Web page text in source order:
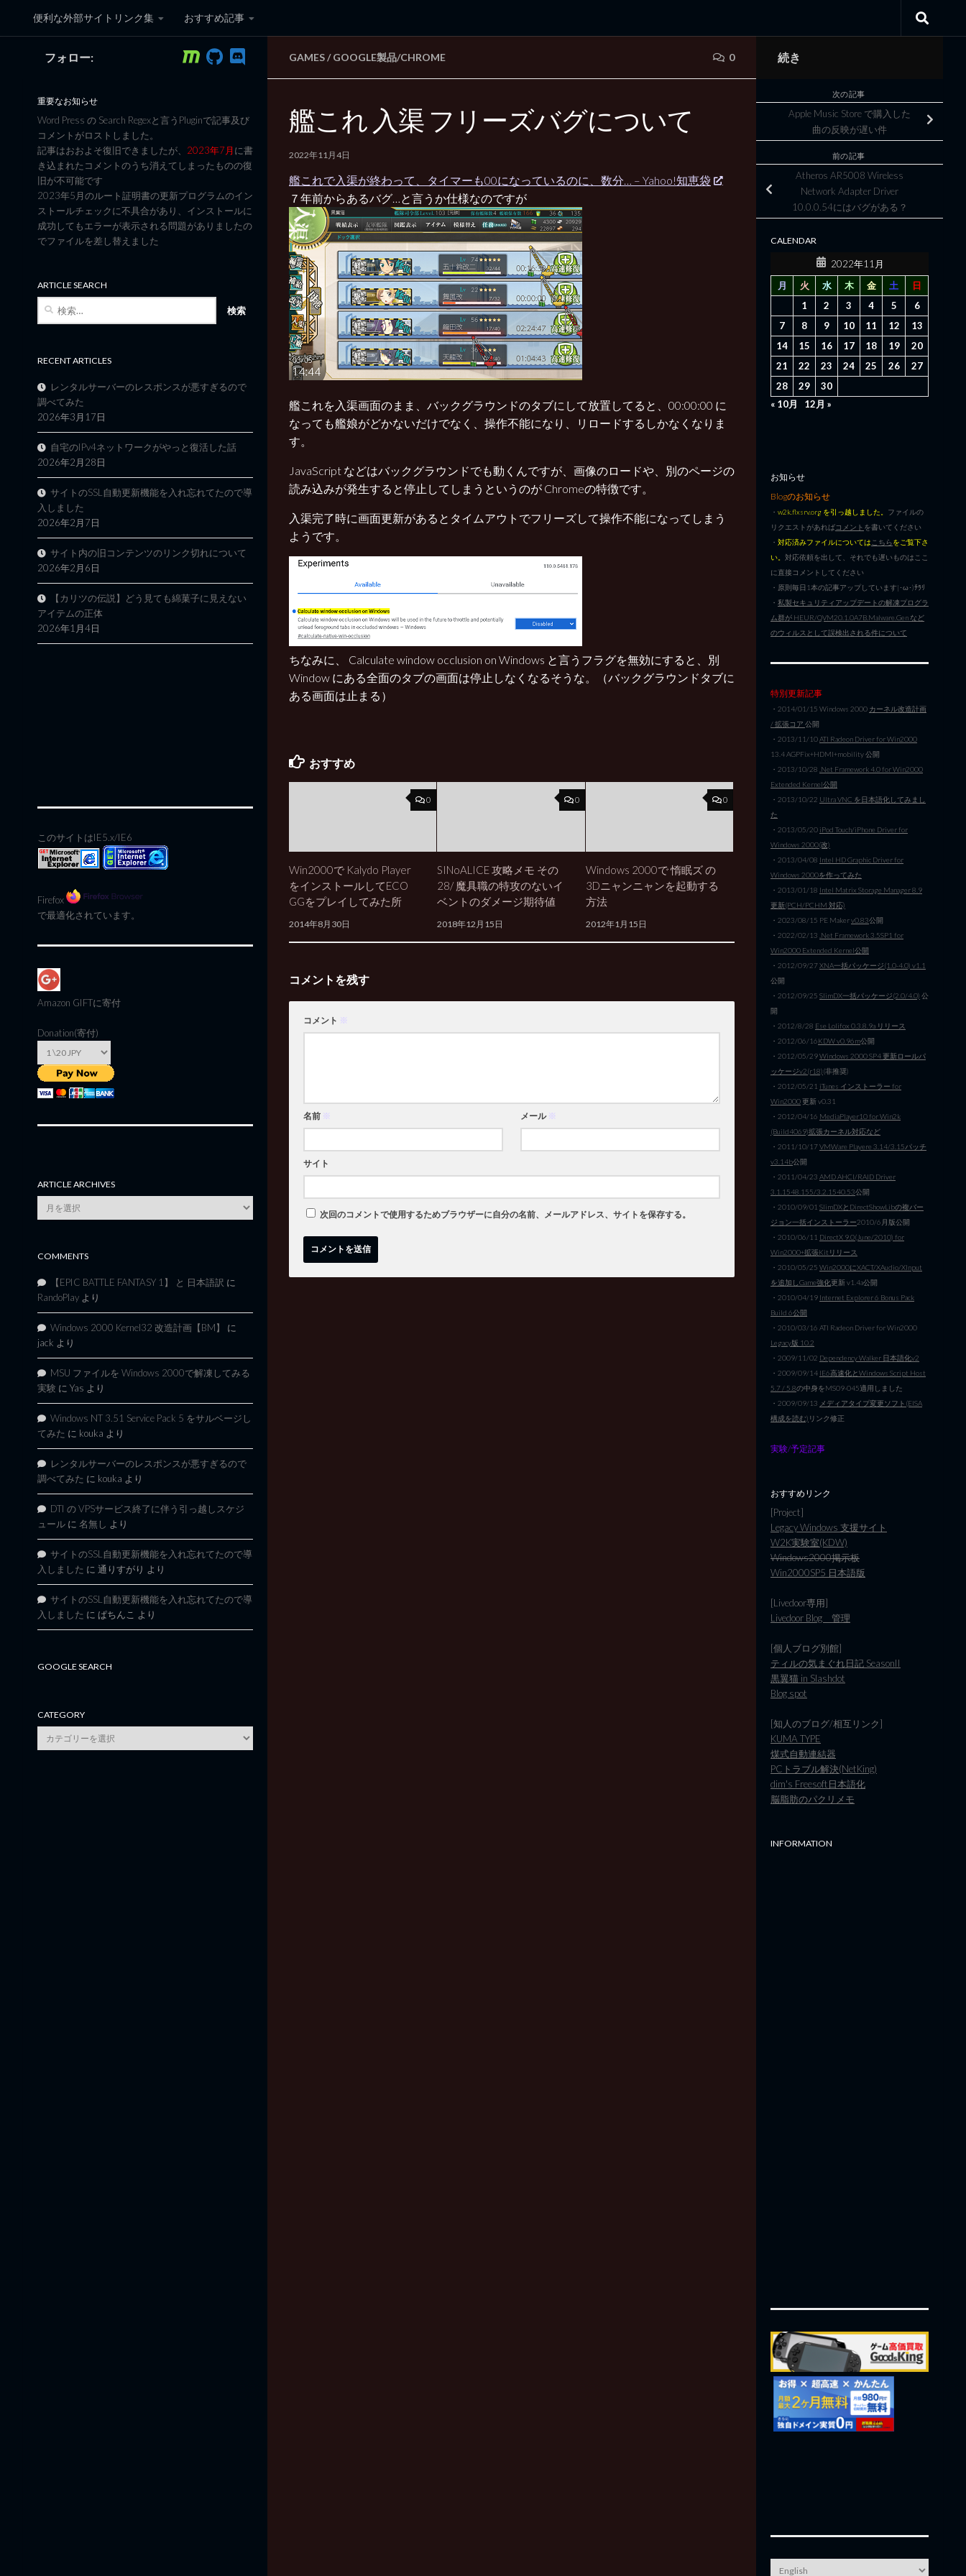
コンテンツへスキップ
便利な外部サイトリンク集 おすすめ記事
黒翼猫のコンピュータ日記 3rd Edition
GAMES/ GOOGLE製品/CHROME 0
艦これ 入渠 フリーズバグについて
2022年11月4日
艦これで入渠が終わって、タイマーも00になっているのに、数分… – Yahoo!知恵袋
７年前からあるバグ…と言うか仕様なのですが
艦これを入渠画面のまま、バックグラウンドのタブにして放置してると、00:00:00 に
なっても艦娘がどかないだけでなく、操作不能になり、リロードするしかなくなりま
す。
JavaScript などはバックグラウンドでも動くんですが、画像のロードや、別のページの
読み込みが発生すると停止してしまうというのが Chromeの特徴です。
入渠完了時に画面更新があるとタイムアウトでフリーズして操作不能になってしまう
ようです。
ちなみに、 Calculate window occlusion on Windows と言うフラグを無効にすると、別
Window にある全面のタブの画面は停止しなくなるそうな。（バックグラウンドタブに
ある画面は止まる）
おすすめ
0
Win2000で Kalydo Player
をインストールしてECO
GGをプレイしてみた所
2014年8月30日
0
SINoALICE 攻略メモ その
28/ 魔具職の特攻のないイ
ベントのダメージ期待値
2018年12月15日
0
Windows 2000で 惰眠ズ の
3Dニャンニャンを起動する
方法
2012年1月15日
コメントを残す
コメント ※
名前 ※ メール ※
サイト
次回のコメントで使用するためブラウザーに自分の名前、メールアドレス、サイトを保存する。
フォロー:
重要なお知らせ
Word Press の Search Regexと言うPluginで記事及び
コメントがロストしました。
記事はおおよそ復旧できましたが、 2023年7月に書
き込まれたコメントのうち消えてしまったものの復
旧が不可能です
2023年5月のルート証明書の更新プログラムのイン
ストールチェックに不具合があり、インストールに
成功してもエラーが表示される問題がありましたの
でファイルを差し替えました
ARTICLE SEARCH
RECENT ARTICLES
レンタルサーバーのレスポンスが悪すぎるので
調べてみた
2026年3月17日
自宅のIPv4ネットワークがやっと復活した話
2026年2月28日
サイトのSSL自動更新機能を入れ忘れてたので導
入しました
2026年2月7日
サイト内の旧コンテンツのリンク切れについて
2026年2月6日
【カリツの伝説】どう見ても綿菓子に見えない
アイテムの正体
2026年1月4日
このサイトはIE5.x/IE6
Firefox
で最適化されています。
Amazon GIFTに寄付
Donation(寄付)
ARTICLE ARCHIVES
Article
Archives
COMMENTS
【EPIC BATTLE FANTASY 1】 と 日本語訳 に
RandoPlay より
Windows 2000 Kernel32 改造計画【BM】
に
jack より
MSU ファイルを Windows 2000で解凍してみる
実験 に Yas より
Windows NT 3.51 Service Pack 5 をサルベージし
てみた に kouka より
レンタルサーバーのレスポンスが悪すぎるので
調べてみた に kouka より
DTI の VPSサービス終了に伴う引っ越しスケジ
ュール に 名無し より
サイトのSSL自動更新機能を入れ忘れてたので導
入しました に 通りすがり より
サイトのSSL自動更新機能を入れ忘れてたので導
入しました に ぱちんこ より
GOOGLE SEARCH
CATEGORY
category
続き
次の記事
Apple Music Store で購入した
曲の反映が遅い件
前の記事
Atheros AR5008 Wireless
Network Adapter Driver
10.0.0.54にはバグがある？
CALENDAR
2022年11月
月
火 水 木 金 土
日
1
2 3 4 5
6
7
8 9 10 11 12
13
14
15 16 17 18 19
20
21
22 23 24 25 26
27
28
29
30
« 10月
12月 »
お知らせ
Blogのお知らせ
・ w2k.flxsrv.org を引っ越しました。 ファイルの
リクエストがあればコメント を書いてください
・ 対応済みファイルについては こちらをご覧下さ
い。 対応依頼を出して、それでも遅いものはここ
に直接コメントしてください
・原則毎日1本の記事アップしています|･ω･)ﾁﾗﾘ
・ 私製セキュリティアップデートの解凍プログラ
ム群が HEUR/QVM20.1.0A7B.Malware.Gen など
のウィルスとして誤検出される件について
特別更新記事
・2014/01/15 Windows 2000 カーネル改造計画
/ 拡張コア 公開
・2013/11/10ATI Radeon Driver for Win2000
13.4 AGPFix+HDMI+mobility 公開
・2013/10/28 .Net Framework 4.0 for Win2000
Extended Kernel公開
・2013/10/22 Ultra VNC を日本語化してみまし
た
・2013/05/20 iPod Touch/iPhone Driver for
Windows 2000(改)
・2013/04/08 Intel HD Graphic Driver for
Windows 2000を作ってみた
・2013/01/18 Intel Matrix Storage Manager 8.9
更新(PCH/PCHM 対応)
・2023/08/15 PE Makerv0.83公開
・2022/02/13 .Net Framework 3.5SP1 for
Win2000 Extended Kernel公開
・2012/09/27XNA一括パッケージ(1.0-4.0) v1.1
公開
・2012/09/25 SlimDX一括パッケージ(2.0/4.0) 公
開
・2012/8/28 Ese Lolifox 0.3.8.9a リリース
・2012/06/16KDW v0.96m公開
・2012/05/29Windows 2000 SP4 更新ロールパ
ッケージv2(r18)(非推奨)
・2012/05/21 iTunes インストーラー for
Win2000更新 v0.31
・2012/04/16 MediaPlayer10 for Win2k
(Build4069)拡張カーネル対応など
・2011/10/17VMWare Playere 3.14/3.15パッチ
v3.14b公開
・2011/04/23 AMD AHCI/RAID Driver
3.1.1548.155/3.2.1540.53公開
・2010/09/01 SlimDXとDirectShowLibの複バー
ジョン一括インストーラー2010/6月版公開
・2010/06/11 DirectX 9.0(June/2010) for
Win2000+拡張Kitリリース
・2010/05/25 Win2000にXACT/XAudio/XInput
を追加しGame強化更新 v1.4a公開
・2010/04/19 Internet Explorer 6 Bonus Pack
Build 6公開
・2010/03/16 ATI Radeon Driver for Win2000
Legacy版 10.2
・2009/11/02 Dependency Walker 日本語化v2
・2009/09/14 IE6高速化とWindows Script Host
5.7 / 5.8の中身をMS09-045適用しました
・2009/09/13 メディアタイプ変更ソフト(EISA
構成を読む) リンク修正
実験/予定記事
おすすめリンク
[Project]
Legacy Windows 支援サイト
W2K実験室(KDW)
Windows2000掲示板
Win2000SP5 日本語版
[Livedoor専用]
Livedoor Blog 管理
[個人ブログ別館]
ティルの気まぐれ日記 SeasonII
黒翼猫 in Slashdot
Blog spot
[知人のブログ/相互リンク]
KUMA TYPE
煤式自動連結器
PCトラブル解決(NetKing)
dim's Freesoft日本語化
脳脂肪のパクリメモ
INFORMATION